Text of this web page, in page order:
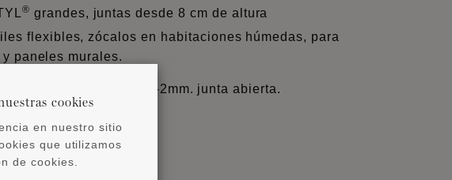
® grandes, juntas desde 8 cm de altura
flexibles, zócalos en habitaciones húmedas, para
paneles murales.
LIQUID, WAVE mín. 1-2mm. junta abierta.
cookies
en nuestro sitio
que utilizamos
de cookies.